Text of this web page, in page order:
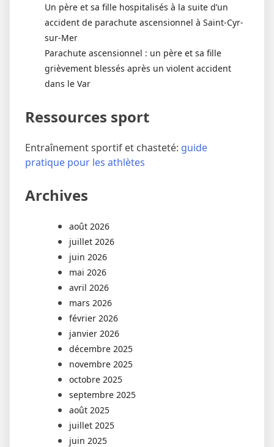
Un père et sa fille hospitalisés à la suite d’un
accident de parachute ascensionnel à Saint-Cyr-
sur-Mer
Parachute ascensionnel : un père et sa fille
grièvement blessés après un violent accident
dans le Var
Ressources sport
Entraînement sportif et chasteté: guide
pratique pour les athlètes
Archives
août 2026
juillet 2026
juin 2026
mai 2026
avril 2026
mars 2026
février 2026
janvier 2026
décembre 2025
novembre 2025
octobre 2025
septembre 2025
août 2025
juillet 2025
juin 2025